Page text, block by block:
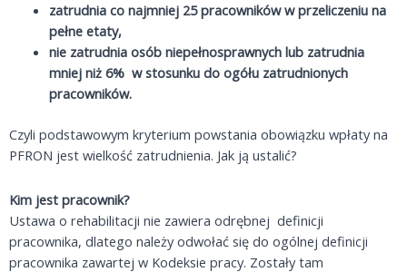
zatrudnia co najmniej 25 pracowników w przeliczeniu na
pełne etaty,
nie zatrudnia osób niepełnosprawnych lub zatrudnia
mniej niż 6% w stosunku do ogółu zatrudnionych
pracowników.
Czyli podstawowym kryterium powstania obowiązku wpłaty na
PFRON jest wielkość zatrudnienia. Jak ją ustalić?
Kim jest pracownik?
Ustawa o rehabilitacji nie zawiera odrębnej definicji
pracownika, dlatego należy odwołać się do ogólnej definicji
pracownika zawartej w Kodeksie pracy. Zostały tam